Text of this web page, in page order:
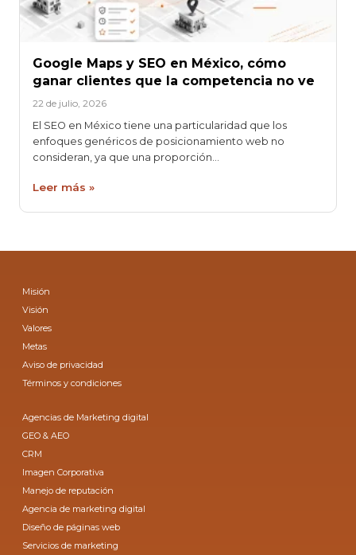
Google Maps y SEO en México, cómo
ganar clientes que la competencia no ve
22 de julio, 2026
El SEO en México tiene una particularidad que los
enfoques genéricos de posicionamiento web no
consideran, ya que una proporción…
Leer más »
Misión
Visión
Valores
Metas
Aviso de privacidad
Términos y condiciones
Agencias de Marketing digital
GEO & AEO
CRM
Imagen Corporativa
Manejo de reputación
Agencia de marketing digital
Diseño de páginas web
Servicios de marketing